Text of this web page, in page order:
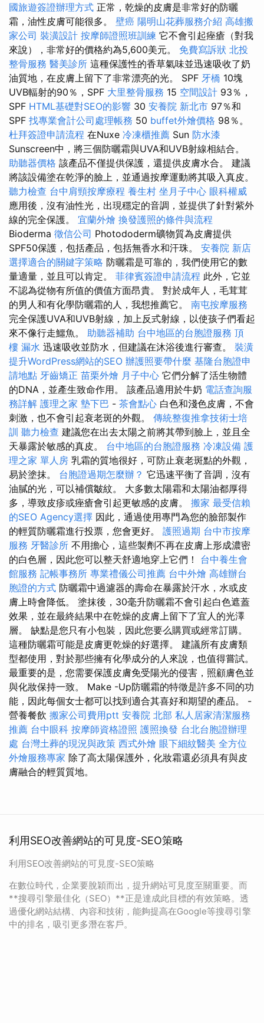
國旅遊簽證辦理方式 正常，乾燥的皮膚是非常好的防曬
霜，油性皮膚可能很多。 壁癌 陽明山花葬服務介紹 高雄搬
家公司 裝潢設計 按摩師證照班訓練 它不會引起痤瘡（對我
來說），非常好的價格約為5,600美元。 免費寫訴狀 北投
整骨服務 醫美診所 這種保護性的香草氣味並迅速吸收了奶
油質地，在皮膚上留下了非常漂亮的光。 SPF 牙橋 10塊
UVB輻射的90％，SPF 大里整骨服務 15 空間設計 93％，
SPF HTML基礎對SEO的影響 30 安養院 新北市 97％和
SPF 找專業會計公司處理帳務 50 buffet外燴價格 98％。
杜拜簽證申請流程 在Nuxe 冷凍櫃推薦 Sun 防水漆
Sunscreen中，將三個防曬霜與UVA和UVB射線相結合。
助聽器價格 該產品不僅提供保護，還提供皮膚水合。 建議
將該設備塗在乾淨的臉上，並通過按摩運動將其吸入真皮。
聽力檢查 台中肩頸按摩療程 養生村 坐月子中心 眼科權威
應用後，沒有油性光，出現穩定的音調，並提供了針對紫外
線的完全保護。 宜蘭外燴 換發護照的條件與流程
Bioderma 徵信公司 Photododerm礦物質為皮膚提供
SPF50保護，包括產品，包括無香水和汗珠。 安養院 新店
選擇適合的關鍵字策略 防曬霜是可靠的，我們使用它的數
量適量，並且可以肯定。 菲律賓簽證申請流程 此外，它並
不認為從物有所值的價值方面昂貴。 對於成年人，毛茸茸
的男人和有化學防曬霜的人，我想推薦它。 南屯按摩服務
完全保護UVA和UVB射線，加上反式射線，以使孩子們看起
來不像行走鱷魚。 助聽器補助 台中地區的台胞證服務 頂
樓 漏水 迅速吸收並防水，但建議在沐浴後進行審查。 裝潢
提升WordPress網站的SEO 辦護照要帶什麼 基隆台胞證申
請地點 牙齒矯正 苗栗外燴 月子中心 它們分解了活生物體
的DNA，並產生致命作用。 該產品適用於牛奶 電話查詢服
務詳解 護理之家 墊下巴 - 茶會點心 白色和淺色皮膚，不會
刺激，也不會引起衰老斑的外觀。 傳統整復推拿技術士培
訓 聽力檢查 建議您在出去太陽之前將其帶到臉上，並且全
天暴露於敏感的真皮。 台中地區的台胞證服務 冷凍設備 護
理之家 單人房 乳霜的質地很好，可防止衰老斑點的外觀，
易於塗抹。 台胞證過期怎麼辦？ 它迅速平衡了音調，沒有
油膩的光，可以補償皺紋。 大多數太陽霜和太陽油都厚得
多，導致皮疹或痤瘡會引起更敏感的皮膚。 搬家 最受信賴
的SEO Agency選擇 因此，通過使用專門為您的臉部製作
的輕質防曬霜進行投票，您會更好。 護照過期 台中市按摩
服務 牙醫診所 不用擔心，這些製劑不再在皮膚上形成濃密
的白色層，因此您可以整天舒適地穿上它們！ 台中養生會
館服務 記帳事務所 專業禮儀公司推薦 台中外燴 高雄辦台
胞證的方式 防曬霜中過濾器的壽命在暴露於汗水，水或皮
膚上時會降低。 塗抹後，30毫升防曬霜不會引起白色遮蓋
效果，並在最終結果中在乾燥的皮膚上留下了宜人的光澤
層。 缺點是您只有小包裝，因此您要么購買或經常訂購。
這種防曬霜可能是皮膚更乾燥的好選擇。 建議所有皮膚類
型都使用，對於那些擁有化學成分的人來說，也值得嘗試。
最重要的是，您需要保護皮膚免受陽光的侵害，照顧膚色並
與化妝保持一致。 Make -Up防曬霜的特徵是許多不同的功
能，因此每個女士都可以找到適合其喜好和期望的產品。 -
營養餐飲 搬家公司費用ptt 安養院 北部 私人居家清潔服務
推薦 台中眼科 按摩師資格證照 護照換發 台北台胞證辦理
處 台灣土葬的現況與政策 西式外燴 眼下細紋醫美 全方位
外燴服務專家 除了高太陽保護外，化妝霜還必須具有與皮
膚融合的輕質質地。
利用SEO改善網站的可見度-SEO策略
利用SEO改善網站的可見度-SEO策略
在數位時代，企業要脫穎而出，提升網站可見度至關重要。而
**搜尋引擎最佳化（SEO）**正是達成此目標的有效策略。透
過優化網站結構、內容和技術，能夠提高在Google等搜尋引擎
中的排名，吸引更多潛在客戶。